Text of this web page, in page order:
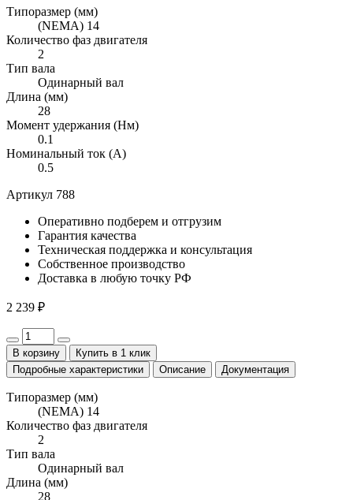
Типоразмер (мм)
(NEMA) 14
Количество фаз двигателя
2
Тип вала
Одинарный вал
Длина (мм)
28
Момент удержания (Нм)
0.1
Номинальный ток (А)
0.5
Артикул 788
Оперативно подберем и отгрузим
Гарантия качества
Техническая поддержка и консультация
Собственное производство
Доставка в любую точку РФ
2 239 ₽
В корзину
Купить в 1 клик
Подробные характеристики
Описание Документация
Типоразмер (мм)
(NEMA) 14
Количество фаз двигателя
2
Тип вала
Одинарный вал
Длина (мм)
28